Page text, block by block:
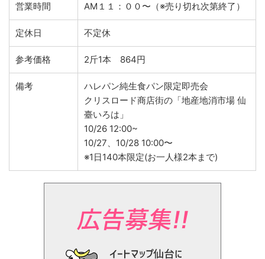
営業時間 AM１１：００〜（※売り切れ次第終了）
定休日 不定休
参考価格 2斤1本 864円
備考
ハレパン純生食パン限定即売会
クリスロード商店街の「地産地消市場 仙
臺いろは」
10/26 12:00~
10/27、10/28 10:00〜
※1日140本限定(お一人様2本まで)